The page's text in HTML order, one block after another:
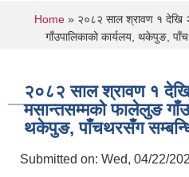
You are here
Home » २०८२ साल श्रावण १ देखि
गाँउपालिकाको कार्यलय, थकेपुङ,
२०८२ साल श्रावण १
मसान्तसम्मको फालेलुङ
थकेपुङ, पाँचथरसँग
Submitted on: Wed, 04/22/